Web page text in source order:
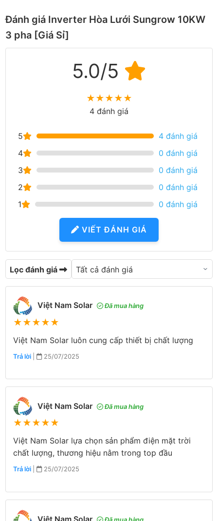
Đánh giá Inverter Hòa Lưới Sungrow 10KW
3 pha [Giá Sỉ]
5.0/5
★★★★★
4 đánh giá
5
4 đánh giá
4
0 đánh giá
3
0 đánh giá
2
0 đánh giá
1
0 đánh giá
VIẾT ĐÁNH GIÁ
Lọc đánh giá
Việt Nam Solar Đã mua hàng
★★★★★
Việt Nam Solar luôn cung cấp thiết bị chất lượng
Trả lời | 25/07/2025
Việt Nam Solar Đã mua hàng
★★★★★
Việt Nam Solar lựa chọn sản phẩm điện mặt trời
chất lượng, thương hiệu nằm trong top đầu
Trả lời | 25/07/2025
Việt Nam Solar Đã mua hàng